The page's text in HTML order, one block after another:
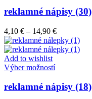
stránke
produktu.
má
viacero
variantov.
Možnosti
si
môžete
vybrať
na
stránke
produktu.
reklamné nápisy (30)
4,10 € – 14,90 €Price
range:
4,10 €
Add to wishlist
Výber možnostíTento
má
viacero
reklamné nápisy (18)